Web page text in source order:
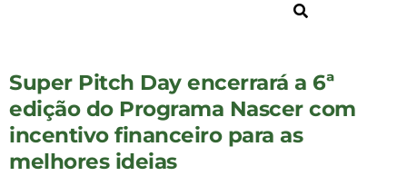
Super Pitch Day encerrará a 6ª
edição do Programa Nascer com
incentivo financeiro para as
melhores ideias